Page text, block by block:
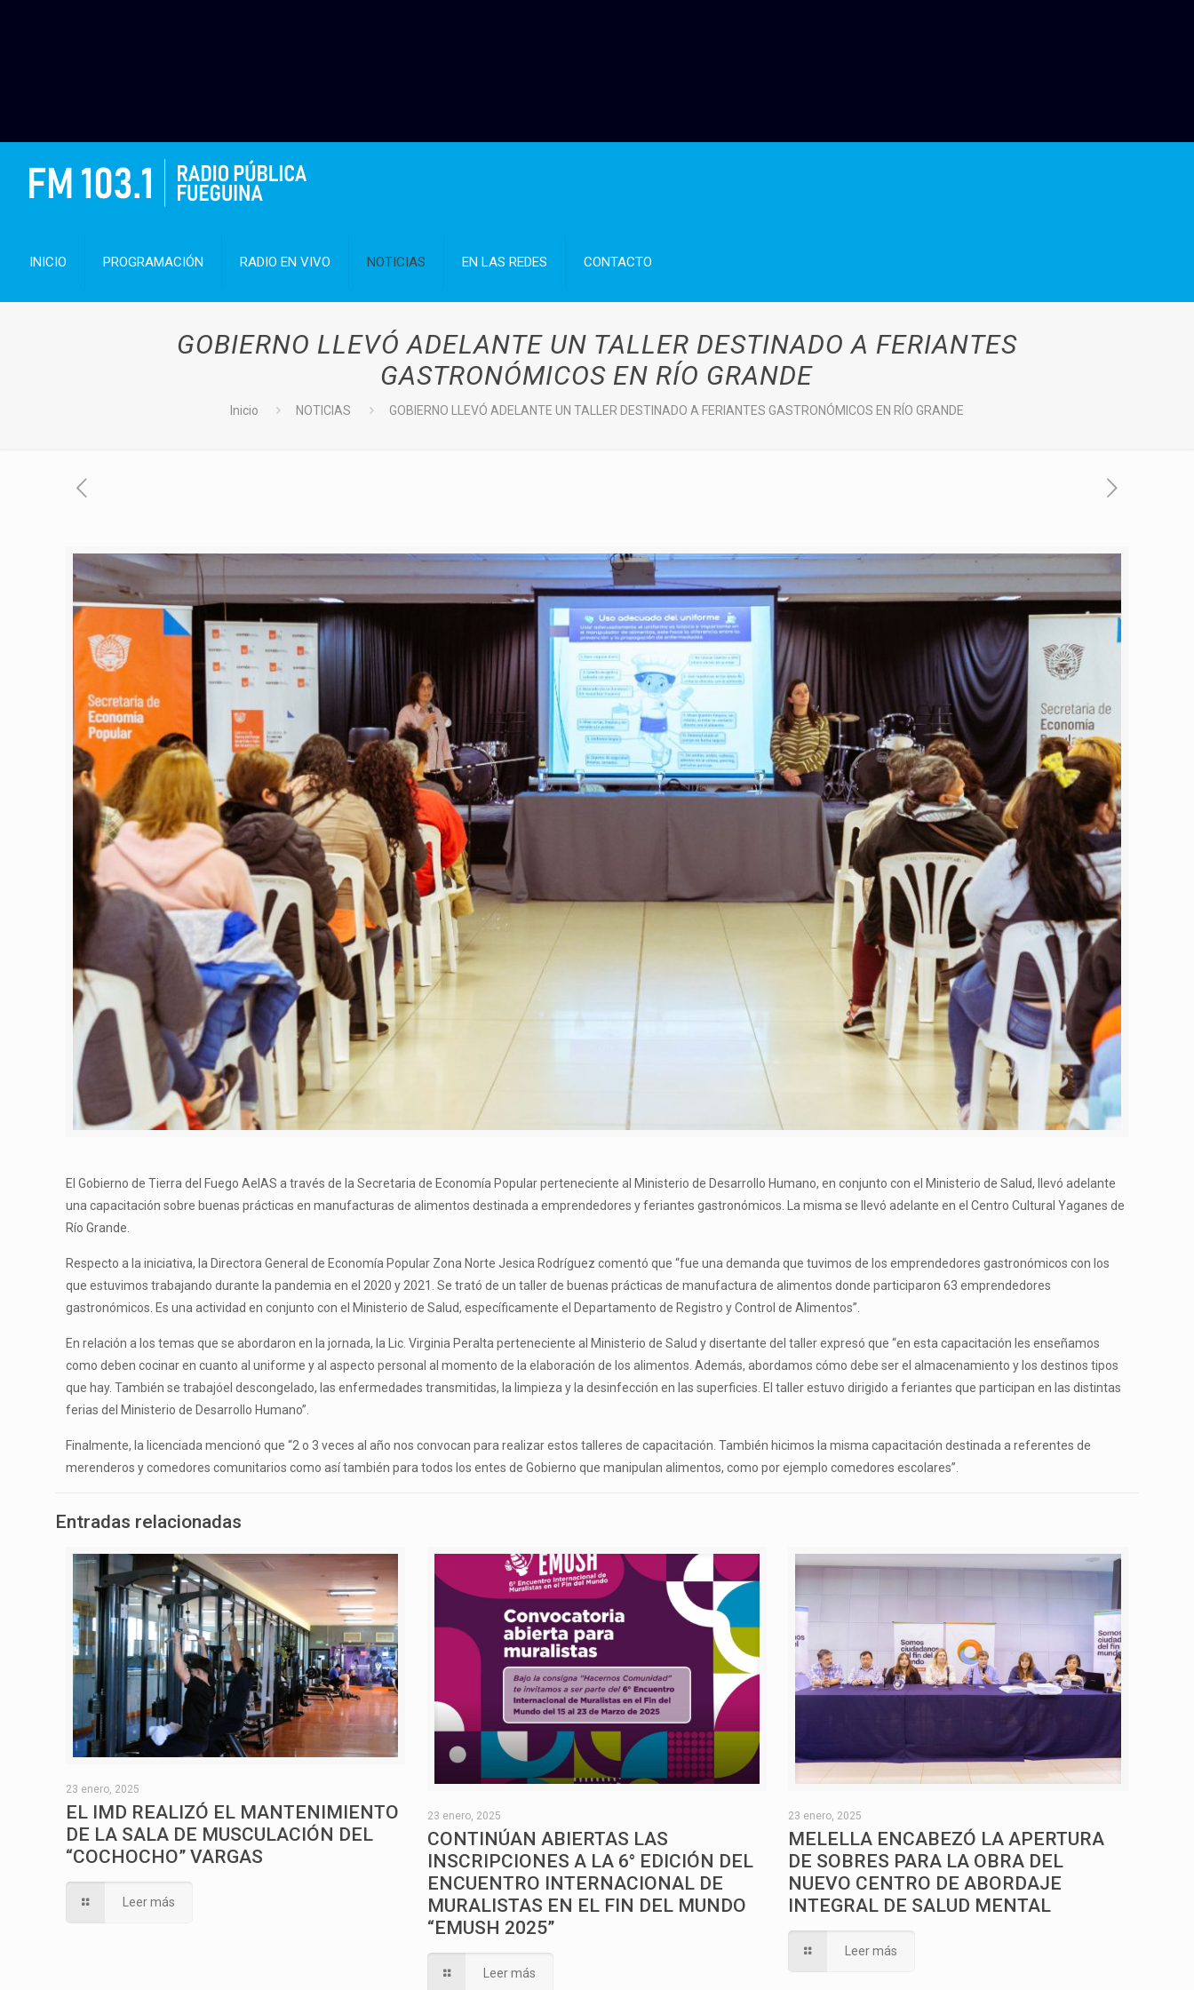
INICIO PROGRAMACIÓN RADIO EN VIVO NOTICIAS EN LAS REDES CONTACTO
GOBIERNO LLEVÓ ADELANTE UN TALLER DESTINADO A FERIANTES
GASTRONÓMICOS EN RÍO GRANDE
Inicio NOTICIAS GOBIERNO LLEVÓ ADELANTE UN TALLER DESTINADO A FERIANTES GASTRONÓMICOS EN RÍO GRANDE
El Gobierno de Tierra del Fuego AeIAS a través de la Secretaria de Economía Popular perteneciente al Ministerio de Desarrollo Humano, en conjunto con el Ministerio de Salud, llevó adelante
una capacitación sobre buenas prácticas en manufacturas de alimentos destinada a emprendedores y feriantes gastronómicos. La misma se llevó adelante en el Centro Cultural Yaganes de
Río Grande.
Respecto a la iniciativa, la Directora General de Economía Popular Zona Norte Jesica Rodríguez comentó que “fue una demanda que tuvimos de los emprendedores gastronómicos con los
que estuvimos trabajando durante la pandemia en el 2020 y 2021. Se trató de un taller de buenas prácticas de manufactura de alimentos donde participaron 63 emprendedores
gastronómicos. Es una actividad en conjunto con el Ministerio de Salud, específicamente el Departamento de Registro y Control de Alimentos”.
En relación a los temas que se abordaron en la jornada, la Lic. Virginia Peralta perteneciente al Ministerio de Salud y disertante del taller expresó que “en esta capacitación les enseñamos
como deben cocinar en cuanto al uniforme y al aspecto personal al momento de la elaboración de los alimentos. Además, abordamos cómo debe ser el almacenamiento y los destinos tipos
que hay. También se trabajóel descongelado, las enfermedades transmitidas, la limpieza y la desinfección en las superficies. El taller estuvo dirigido a feriantes que participan en las distintas
ferias del Ministerio de Desarrollo Humano”.
Finalmente, la licenciada mencionó que “2 o 3 veces al año nos convocan para realizar estos talleres de capacitación. También hicimos la misma capacitación destinada a referentes de
merenderos y comedores comunitarios como así también para todos los entes de Gobierno que manipulan alimentos, como por ejemplo comedores escolares”.
Entradas relacionadas
23 enero, 2025
EL IMD REALIZÓ EL MANTENIMIENTO
DE LA SALA DE MUSCULACIÓN DEL
“COCHOCHO” VARGAS
Leer más
23 enero, 2025
CONTINÚAN ABIERTAS LAS
INSCRIPCIONES A LA 6° EDICIÓN DEL
ENCUENTRO INTERNACIONAL DE
MURALISTAS EN EL FIN DEL MUNDO
“EMUSH 2025”
Leer más
23 enero, 2025
MELELLA ENCABEZÓ LA APERTURA
DE SOBRES PARA LA OBRA DEL
NUEVO CENTRO DE ABORDAJE
INTEGRAL DE SALUD MENTAL
Leer más